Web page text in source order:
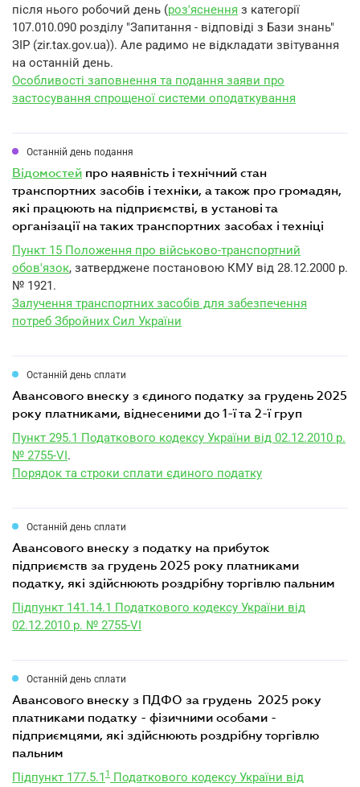
після нього робочий день (роз'яснення з категорії
107.010.090 розділу "Запитання - відповіді з Бази знань"
ЗІР (zir.tax.gov.ua)). Але радимо не відкладати звітування
на останній день.
Особливості заповнення та подання заяви про
застосування спрощеної системи оподаткування
Останній день подання
відомостей про наявність і технічний стан
транспортних засобів і техніки, а також про громадян,
які працюють на підприємстві, в установі та
організації на таких транспортних засобах і техніці
Пункт 15 Положення про військово-транспортний
обов'язок, затверджене постановою КМУ від 28.12.2000 р.
№ 1921.
Залучення транспортних засобів для забезпечення
потреб Збройних Сил України
Останній день сплати
авансового внеску з єдиного податку за грудень 2025
року платниками, віднесеними до 1-ї та 2-ї груп
Пункт 295.1 Податкового кодексу України від 02.12.2010 р.
№ 2755-VI.
Порядок та строки сплати єдиного податку
Останній день сплати
авансового внеску з податку на прибуток
підприємств за грудень 2025 року платниками
податку, які здійснюють роздрібну торгівлю пальним
Підпункт 141.14.1 Податкового кодексу України від
02.12.2010 р. № 2755-VI
Останній день сплати
авансового внеску з ПДФО за грудень 2025 року
платниками податку - фізичними особами -
підприємцями, які здійснюють роздрібну торгівлю
пальним
Підпункт 177.5.1 1
Податкового кодексу України від